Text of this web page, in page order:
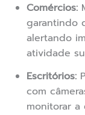
Comércios:
garantindo
alertando
atividade
Escritórios:
com
monitorar a